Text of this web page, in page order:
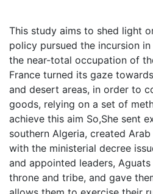
This study aims to shed light
policy pursued the incursion
the near-total occupation of
France turned its gaze
and desert areas, in order to
goods, relying on a set of
achieve this aim So,She sent
southern Algeria, created
with the ministerial decree
and appointed leaders,
throne and tribe, and gave